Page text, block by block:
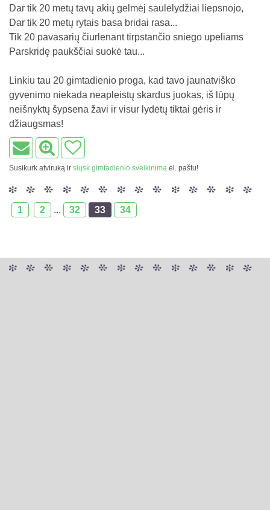
Dar tik 20 metų tavų akių gelmėj saulėlydžiai liepsnojo,
Dar tik 20 metų rytais basa bridai rasa...
Tik 20 pavasarių čiurlenant tirpstančio sniego upeliams
Parskridę paukščiai suokė tau...
Linkiu tau 20 gimtadienio proga, kad tavo jaunatviško
gyvenimo niekada neapleistų skardus juokas, iš lūpų
neišnyktų šypsena žavi ir visur lydėtų tiktai gėris ir
džiaugsmas!
Susikurk atviruką ir siųsk gimtadienio sveikinimą el. paštu!
1 2 ... 32 33 34